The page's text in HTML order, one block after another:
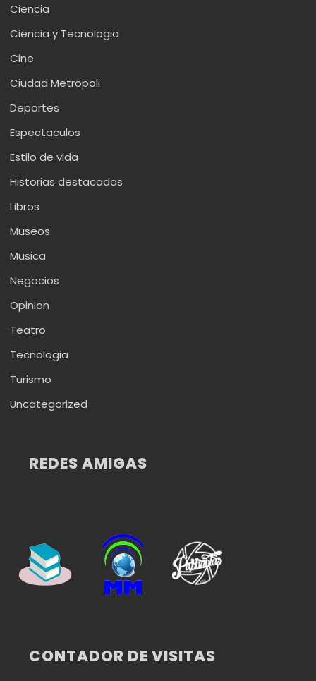
Ciencia
Ciencia y Tecnologia
Cine
Ciudad Metropoli
Deportes
Espectaculos
Estilo de vida
Historias destacadas
Libros
Museos
Musica
Negocios
Opinion
Teatro
Tecnologia
Turismo
Uncategorized
REDES AMIGAS
CONTADOR DE VISITAS